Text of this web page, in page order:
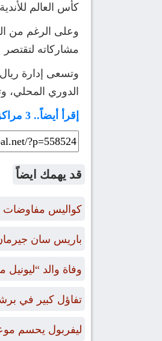
كأس العالم
مشاركاته لتقتصر على 26 مواجهة فقط في كافة المسابقات التي
وتسعى إدارة
الدوري المحلي،
إقرأ أيضاً.. 3 مراكز على رادار ريال مدريد بعد حسم 4 صفقات صيفية
قد يهمك ايضاً
كواليس مفاوضات
باريس سان
وفاة والد
تفاؤل كبير في
ليفربول يحسم